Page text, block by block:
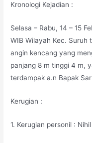
Kronologi Kejadian :
Selasa – Rabu, 14 – 15
WIB Wilayah Kec. Suruh
angin kencang yang
panjang 8 m tinggi 4 m,
terdampak a.n Bapak
Kerugian :
1. Kerugian personil : Nihil